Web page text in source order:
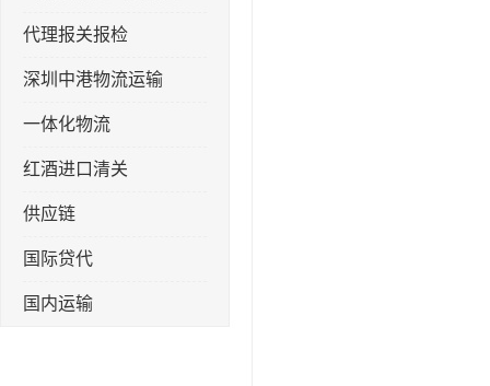
代理报关报检
深圳中港物流运输
一体化物流
红酒进口清关
供应链
国际贷代
国内运输